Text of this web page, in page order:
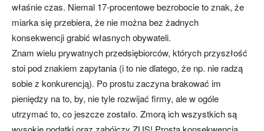
właśnie czas. Niemal 17-procentowe bezrobocie to znak, że
miarka się przebiera, że nie można bez żadnych
konsekwencji grabić własnych obywateli.
Znam wielu prywatnych przedsiębiorców, których przyszłość
stoi pod znakiem zapytania (i to nie dlatego, że np. nie radzą
sobie z konkurencją). Po prostu zaczyna brakować im
pieniędzy na to, by, nie tyle rozwijać firmy, ale w ogóle
utrzymać to, co jeszcze zostało. Zmorą ich wszystkich są